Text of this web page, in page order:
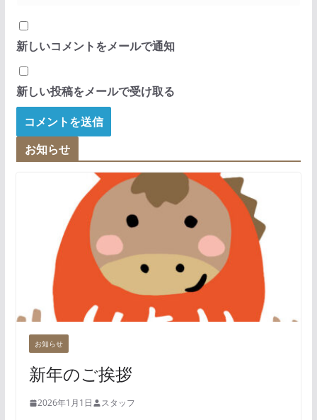
新しいコメントをメールで通知
新しい投稿をメールで受け取る
お知らせ
お知らせ
新年のご挨拶
2026年1月1日 スタッフ